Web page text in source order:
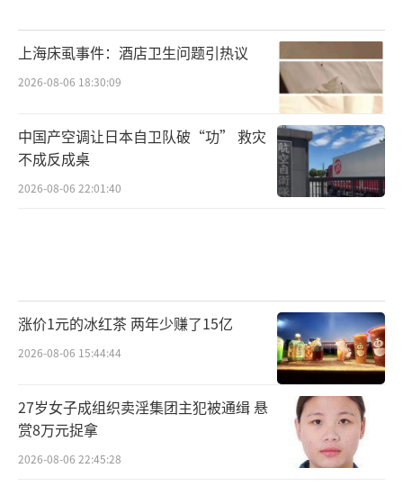
上海床虱事件：酒店卫生问题引热议
2026-08-06 18:30:09
中国产空调让日本自卫队破“功” 救灾
不成反成桌
2026-08-06 22:01:40
涨价1元的冰红茶 两年少赚了15亿
2026-08-06 15:44:44
27岁女子成组织卖淫集团主犯被通缉 悬
赏8万元捉拿
2026-08-06 22:45:28